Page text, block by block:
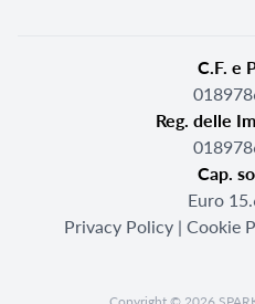
C.F. e
Reg. delle
Cap.
Euro
Privacy Policy | Cookie